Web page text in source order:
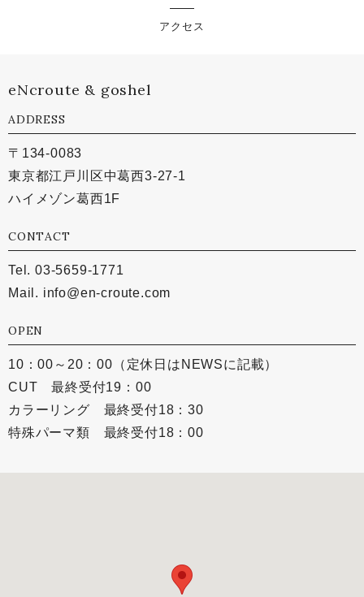
アクセス
eNcroute & goshel
ADDRESS
〒134-0083
東京都江戸川区中葛西3-27-1
ハイメゾン葛西1F
CONTACT
Tel. 03-5659-1771
Mail. info@en-croute.com
OPEN
10：00～20：00（定休日はNEWSに記載）
CUT 最終受付19：00
カラーリング 最終受付18：30
特殊パーマ類 最終受付18：00